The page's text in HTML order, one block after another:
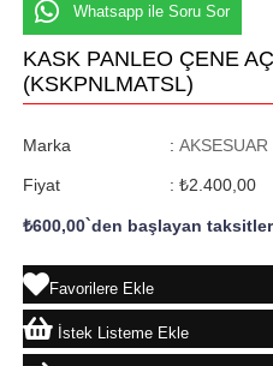
Whatsapp ile Soru Sor
KASK PANLEO ÇENE
(KSKPNLMATSL)
Marka : AKSESUAR
Fiyat : ₺2.400,00
₺600,00`den başlayan
Favorilere Ekle
İstek Listeme Ekle